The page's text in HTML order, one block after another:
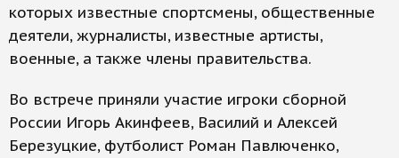
которых известные спортсмены, общественные
деятели, журналисты, известные артисты,
военные, а также члены правительства.
Во встрече приняли участие игроки сборной
России Игорь Акинфеев, Василий и Алексей
Березуцкие, футболист Роман Павлюченко,